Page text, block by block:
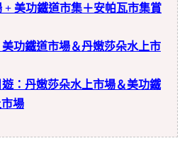
+ 美功鐵道市集＋安帕瓦市集賞
功鐵道市場＆丹嫩莎朵水上市
：丹嫩莎朵水上市場＆美功鐵
場